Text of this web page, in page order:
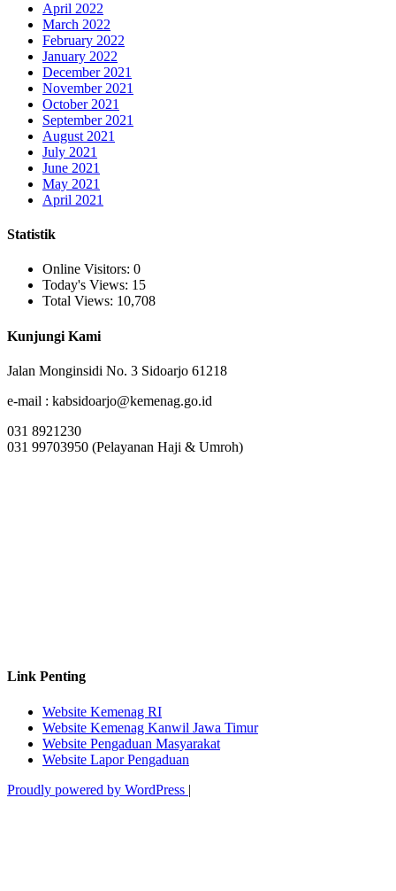
April 2022
March 2022
February 2022
January 2022
December 2021
November 2021
October 2021
September 2021
August 2021
July 2021
June 2021
May 2021
April 2021
Statistik
Online Visitors: 0
Today's Views: 15
Total Views: 10,708
Kunjungi Kami
Jalan Monginsidi No. 3 Sidoarjo 61218
e-mail : kabsidoarjo@kemenag.go.id
031 8921230
031 99703950 (Pelayanan Haji & Umroh)
Link Penting
Website Kemenag RI
Website Kemenag Kanwil Jawa Timur
Website Pengaduan Masyarakat
Website Lapor Pengaduan
Proudly powered by WordPress |